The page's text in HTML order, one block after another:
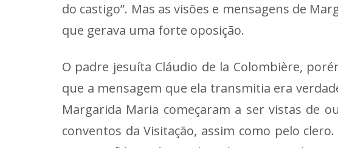
do castigo”. Mas as visões e mensagens de
que gerava uma forte oposição.
O padre jesuíta Cláudio de la Colombière,
que a mensagem que ela transmitia era
Margarida Maria começaram a ser vistas de
conventos da Visitação, assim como pelo